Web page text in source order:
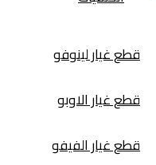
قطع غيار لينوفو
قطع غيار الاوبو
قطع غيار الفيفو